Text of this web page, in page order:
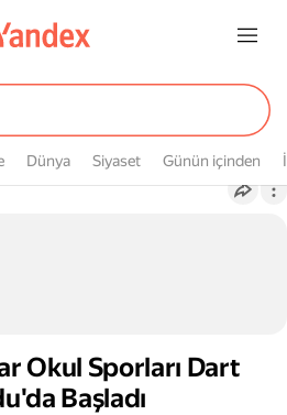
Dünya Siyaset Günün içinden
Okul Sporları Dart
Başladı